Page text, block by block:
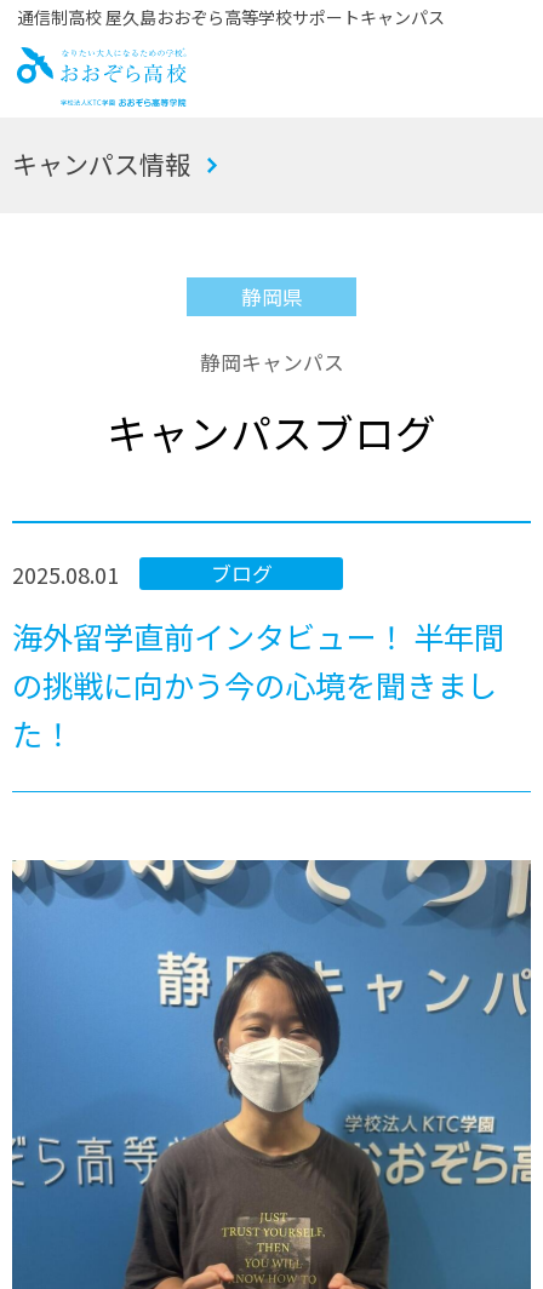
通信制高校 屋久島おおぞら高等学校サポートキャンパス
お
キャンパス情報
静岡県
静岡キャンパス
キャンパスブログ
ブログ
2025.08.01
海外留学直前インタビュー！ 半年間
の挑戦に向かう今の心境を聞きまし
た！